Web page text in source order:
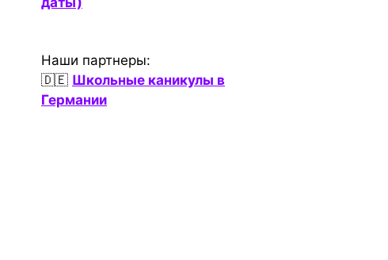
Наши партнеры:
🇩🇪 Школьные каникулы в
Германии